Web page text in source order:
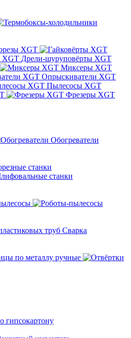
XGT
Дрели-шуруповёрты XGT
Миксеры XGT
Опрыскиватели XGT
Пылесосы XGT
Фрезеры XGT
Обогреватели
станки
Cварка
по металлу ручные
гипсокартону